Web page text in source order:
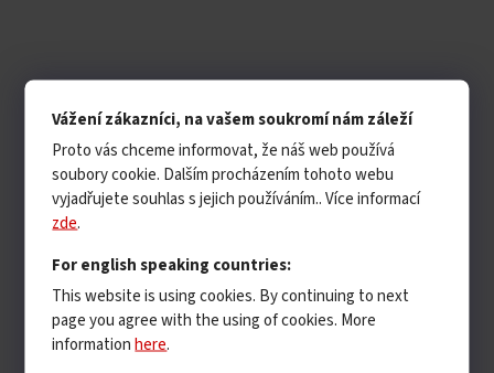
Vážení zákazníci, na vašem soukromí nám záleží
Proto vás chceme informovat, že náš web používá
soubory cookie. Dalším procházením tohoto webu
vyjadřujete souhlas s jejich používáním.. Více informací
zde.
For english speaking countries:
This website is using cookies. By continuing to next
page you agree with the using of cookies. More
informationhere.